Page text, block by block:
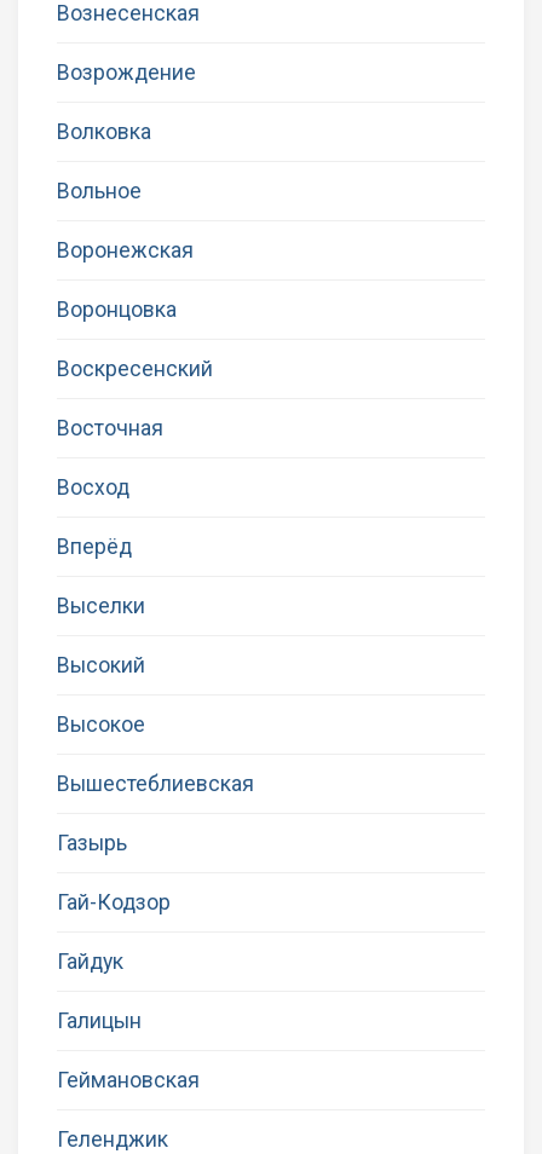
Вознесенская
Возрождение
Волковка
Вольное
Воронежская
Воронцовка
Воскресенский
Восточная
Восход
Вперёд
Выселки
Высокий
Высокое
Вышестеблиевская
Газырь
Гай-Кодзор
Гайдук
Галицын
Геймановская
Геленджик